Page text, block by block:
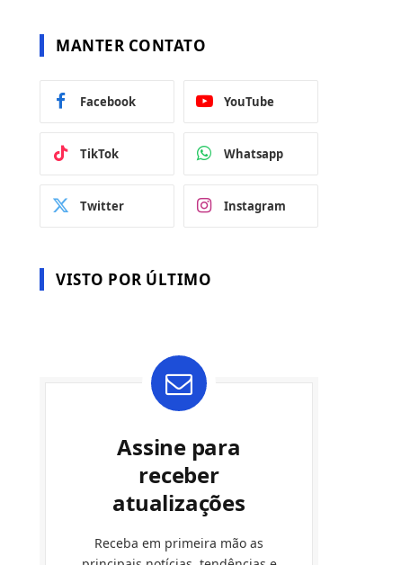
MANTER CONTATO
Facebook YouTube
TikTok Whatsapp
Twitter Instagram
VISTO POR ÚLTIMO
Assine para
receber
atualizações
Receba em primeira mão as